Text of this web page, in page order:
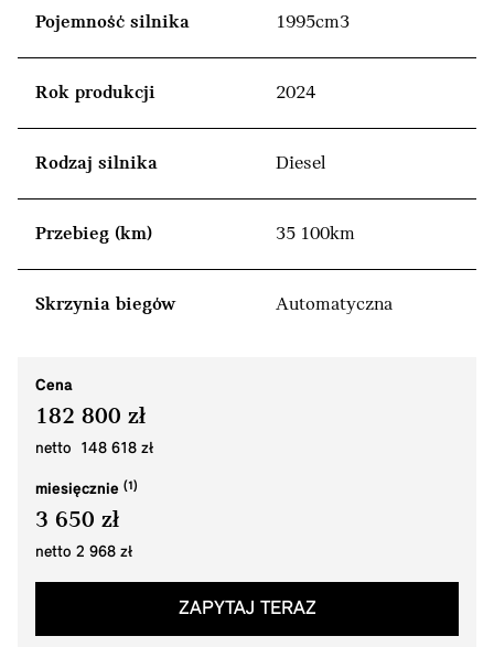
Pojemność silnika 1995cm3
Rok produkcji 2024
Rodzaj silnika Diesel
Przebieg (km) 35 100km
Skrzynia biegów Automatyczna
Cena
182 800 zł
netto 148 618 zł
miesięcznie
3 650 zł
netto 2 968 zł
ZAPYTAJ TERAZ